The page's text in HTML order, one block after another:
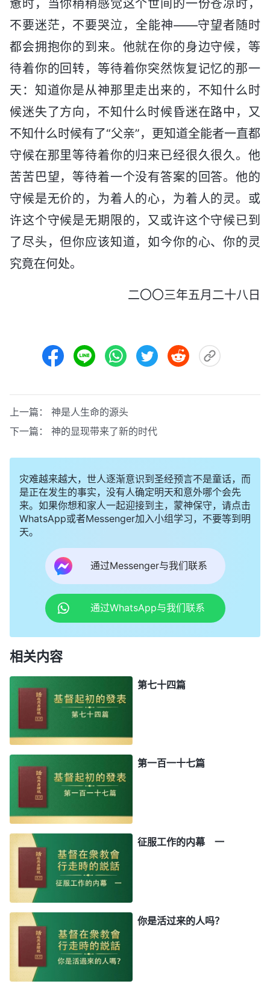
惫时，当你稍稍感觉这个世间的一份苍凉时，
不要迷茫，不要哭泣，全能神——守望者随时
都会拥抱你的到来。他就在你的身边守候，等
待着你的回转，等待着你突然恢复记忆的那一
天：知道你是从神那里走出来的，不知什么时
候迷失了方向，不知什么时候昏迷在路中，又
不知什么时候有了“父亲”，更知道全能者一直都
守候在那里等待着你的归来已经很久很久。他
苦苦巴望，等待着一个没有答案的回答。他的
守候是无价的，为着人的心，为着人的灵。或
许这个守候是无期限的，又或许这个守候已到
了尽头，但你应该知道，如今你的心、你的灵
究竟在何处。
二〇〇三年五月二十八日
上一篇： 神是人生命的源头
下一篇： 神的显现带来了新的时代
灾难越来越大，世人逐渐意识到圣经预言不是童话，而
是正在发生的事实，没有人确定明天和意外哪个会先
来。如果你想和家人一起迎接到主，蒙神保守，请点击
WhatsApp或者Messenger加入小组学习，不要等到明
天。
通过Messenger与我们联系
通过WhatsApp与我们联系
相关内容
第七十四篇
第一百一十七篇
征服工作的内幕 一
你是活过来的人吗？